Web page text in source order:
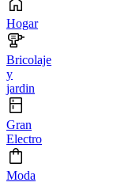
Hogar
Bricolaje
y
jardin
Gran
Electro
Moda